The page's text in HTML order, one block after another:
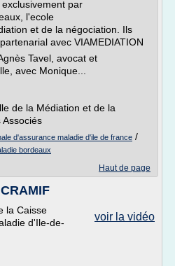
par
l'ecole
et de la négociation. Ils
avec VIAMEDIATION
Tavel, avocat et
avec Monique...
de la Médiation et de la
d'assurance maladie d'ile de france /
bordeaux
Haut de page
voir la vidéo
la Caisse
d'Ile-de-